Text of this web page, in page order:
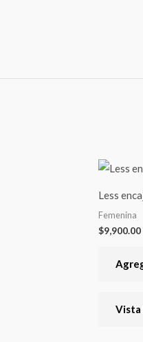
Less
Femenina
$9,900.00
Vista